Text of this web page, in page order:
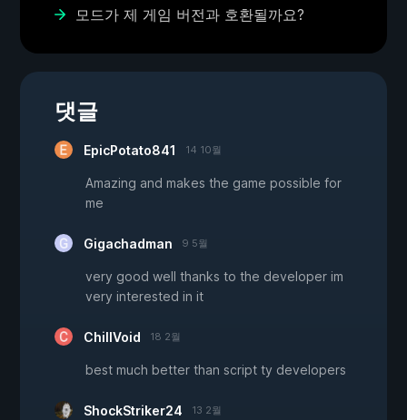
모드가 제 게임 버전과 호환될까요?
댓글
EpicPotato841 14 10월
Amazing and makes the game possible for
me
Gigachadman 9 5월
very good well thanks to the developer im
very interested in it
ChillVoid 18 2월
best much better than script ty developers
ShockStriker24 13 2월